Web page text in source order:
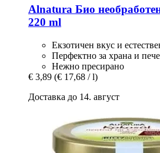
Alnatura Био
220 ml
Екзотичен вкус и
Перфектно за храна и
Нежно пресирано
€ 3,89 (€ 17,68 / l)
Доставка до 14. август